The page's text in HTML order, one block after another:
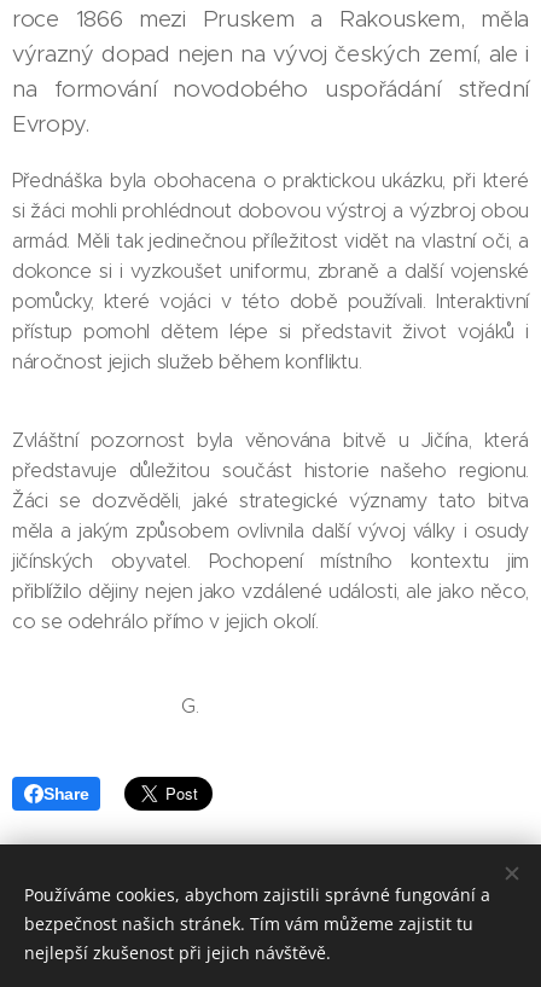
roce 1866 mezi Pruskem a Rakouskem, měla
výrazný dopad nejen na vývoj českých zemí, ale i
na formování novodobého uspořádání střední
Evropy.
Přednáška byla obohacena o praktickou ukázku, při které
si žáci mohli prohlédnout dobovou výstroj a výzbroj obou
armád. Měli tak jedinečnou příležitost vidět na vlastní oči, a
dokonce si i vyzkoušet uniformu, zbraně a další vojenské
pomůcky, které vojáci v této době používali. Interaktivní
přístup pomohl dětem lépe si představit život vojáků i
náročnost jejich služeb během konfliktu.
Zvláštní pozornost byla věnována bitvě u Jičína, která
představuje důležitou součást historie našeho regionu.
Žáci se dozvěděli, jaké strategické významy tato bitva
měla a jakým způsobem ovlivnila další vývoj války i osudy
jičínských obyvatel. Pochopení místního kontextu jim
přiblížilo dějiny nejen jako vzdálené události, ale jako něco,
co se odehrálo přímo v jejich okolí.
G.
Share
Základní škola, Jičín, Poděbradova 18
Používáme cookies, abychom zajistili správné fungování a
bezpečnost našich stránek. Tím vám můžeme zajistit tu
nejlepší zkušenost při jejich návštěvě.